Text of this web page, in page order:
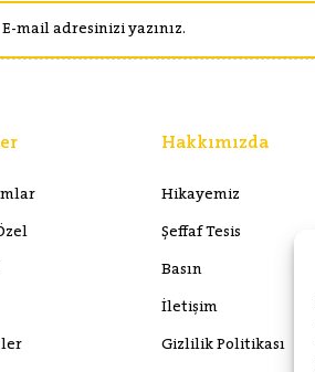
Hakkımızda
Hikayemiz
Şeffaf Tesis
Basın
İletişim
Gizlilik Politikası